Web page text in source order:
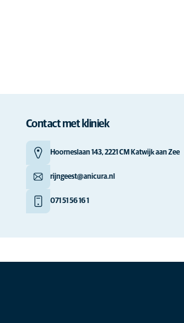
Contact met kliniek
Hoorneslaan 143, 2221 CM Katwijk aan Zee
rijngeest@anicura.nl
071 51 56 16 1